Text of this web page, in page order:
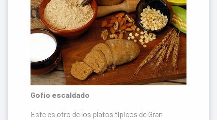
Gofio escaldado
Este es otro de los platos típicos de Gran